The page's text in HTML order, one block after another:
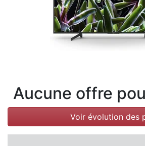
Aucune offre
Voir évolution des